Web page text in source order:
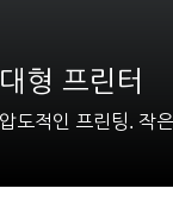
대형 프린터
압도적인 프린팅. 작